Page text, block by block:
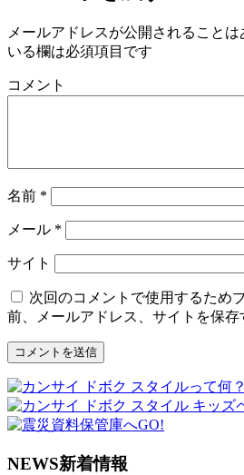
メールアドレスが公開されることは
いる欄は必須項目です
コメント
名前 *
メール *
サイト
次回のコメントで使用するため
前、メールアドレス、サイトを保存
NEWS新着情報